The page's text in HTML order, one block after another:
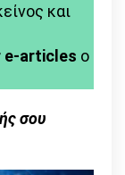
και
e-articles ο
σου